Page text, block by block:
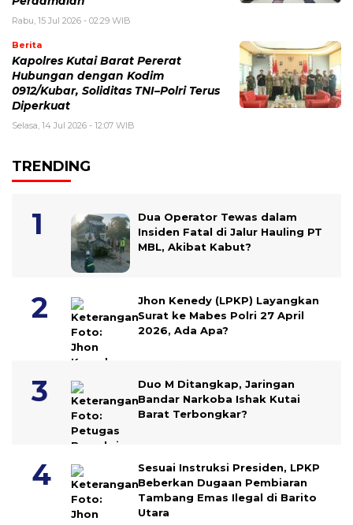
Rabu, 15 Jul 2026 - 02:29 WIB
Berita
Kapolres Kutai Barat Pererat
Hubungan dengan Kodim
0912/Kubar, Soliditas TNI–Polri Terus
Diperkuat
Selasa, 14 Jul 2026 - 12:07 WIB
TRENDING
Dua Operator Tewas dalam
Insiden Fatal di Jalur Hauling PT
MBL, Akibat Kabut?
Jhon Kenedy (LPKP) Layangkan
Surat ke Mabes Polri 27 April
2026, Ada Apa?
Duo M Ditangkap, Jaringan
Bandar Narkoba Ishak Kutai
Barat Terbongkar?
Sesuai Instruksi Presiden, LPKP
Beberkan Dugaan Pembiaran
Tambang Emas Ilegal di Barito
Utara